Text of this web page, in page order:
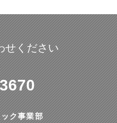
せください
ク事業部